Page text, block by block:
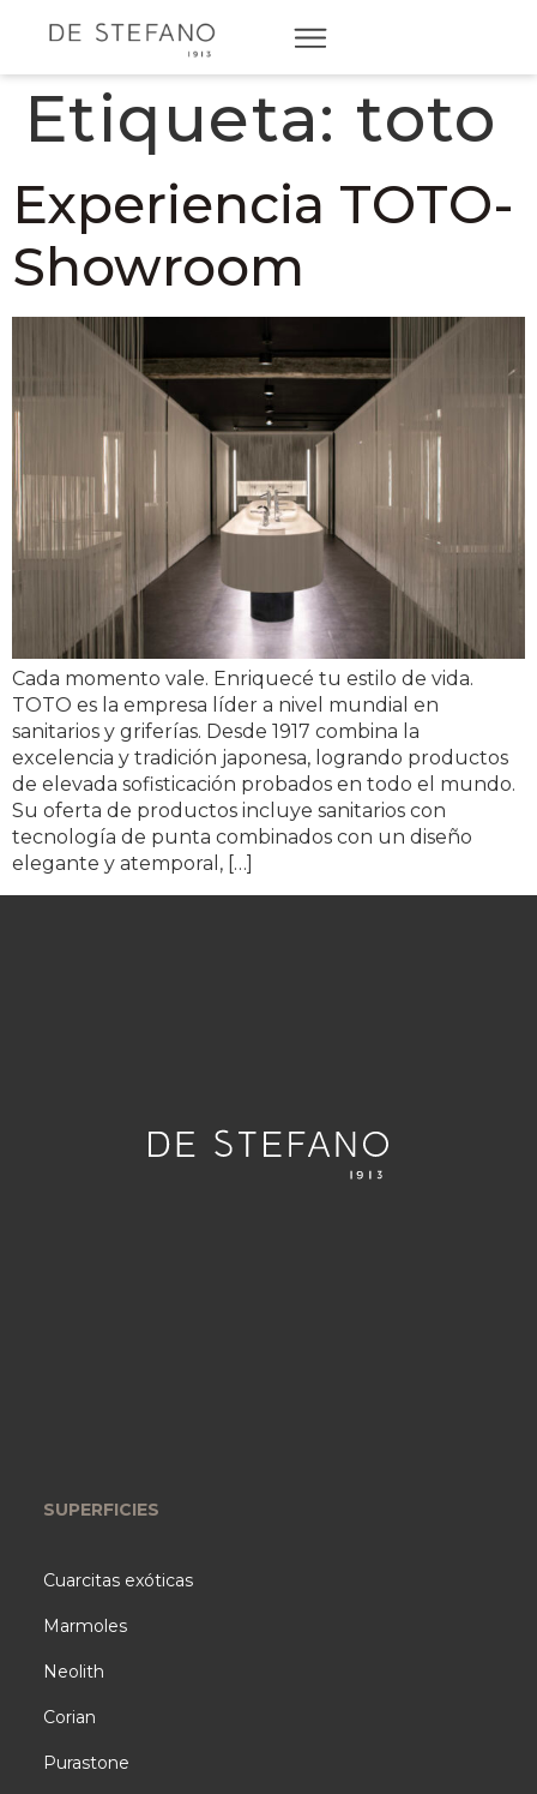
Etiqueta: toto
Experiencia TOTO-
Showroom
Cada momento vale. Enriquecé tu estilo de vida.
TOTO es la empresa líder a nivel mundial en
sanitarios y griferías. Desde 1917 combina la
excelencia y tradición japonesa, logrando productos
de elevada sofisticación probados en todo el mundo.
Su oferta de productos incluye sanitarios con
tecnología de punta combinados con un diseño
elegante y atemporal, […]
SUPERFICIES
Cuarcitas exóticas
Marmoles
Neolith
Corian
Purastone